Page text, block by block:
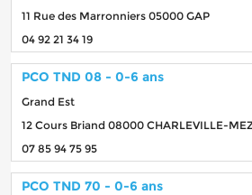
11 Rue des Marronniers 05000 GAP
04 92 21 34 19
PCO TND 08 - 0-6 ans
Grand Est
12 Cours Briand 08000 CHARLEVILLE-
07 85 94 75 95
PCO TND 70 - 0-6 ans